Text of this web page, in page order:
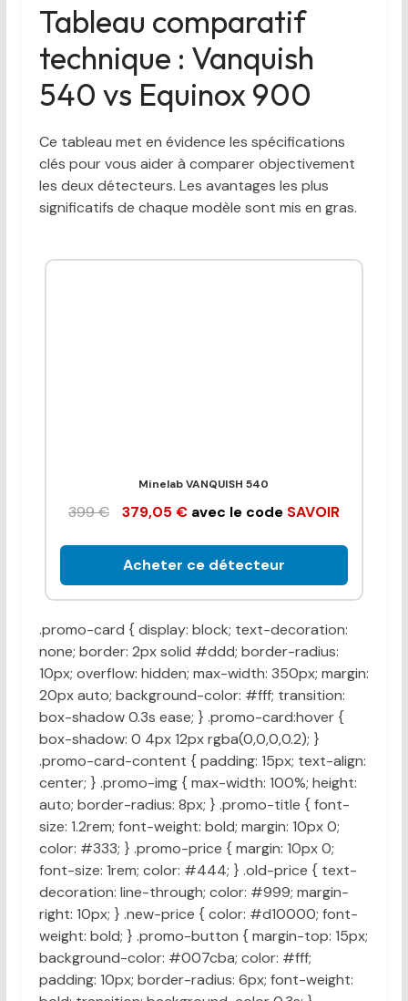
Tableau comparatif
technique : Vanquish
540 vs Equinox 900
Ce tableau met en évidence les spécifications
clés pour vous aider à comparer objectivement
les deux détecteurs. Les avantages les plus
significatifs de chaque modèle sont mis en gras.
Minelab VANQUISH 540
399 € 379,05 € avec le codeSAVOIR
Acheter ce détecteur
.promo-card { display: block; text-decoration:
none; border: 2px solid #ddd; border-radius:
10px; overflow: hidden; max-width: 350px; margin:
20px auto; background-color: #fff; transition:
box-shadow 0.3s ease; } .promo-card:hover {
box-shadow: 0 4px 12px rgba(0,0,0,0.2); }
.promo-card-content { padding: 15px; text-align:
center; } .promo-img { max-width: 100%; height:
auto; border-radius: 8px; } .promo-title { font-
size: 1.2rem; font-weight: bold; margin: 10px 0;
color: #333; } .promo-price { margin: 10px 0;
font-size: 1rem; color: #444; } .old-price { text-
decoration: line-through; color: #999; margin-
right: 10px; } .new-price { color: #d10000; font-
weight: bold; } .promo-button { margin-top: 15px;
background-color: #007cba; color: #fff;
padding: 10px; border-radius: 6px; font-weight: